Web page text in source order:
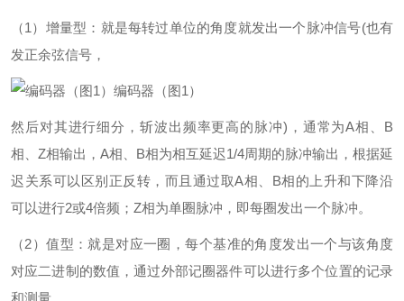
（1）增量型：就是每转过单位的角度就发出一个脉冲信号(也有
发正余弦信号，
编码器（图1）
然后对其进行细分，斩波出频率更高的脉冲)，通常为A相、B
相、Z相输出，A相、B相为相互延迟1/4周期的脉冲输出，根据延
迟关系可以区别正反转，而且通过取A相、B相的上升和下降沿
可以进行2或4倍频；Z相为单圈脉冲，即每圈发出一个脉冲。
（2）值型：就是对应一圈，每个基准的角度发出一个与该角度
对应二进制的数值，通过外部记圈器件可以进行多个位置的记录
和测量。